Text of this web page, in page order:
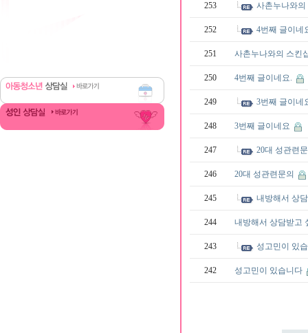
253 사촌누나와
252 4번째 글이네
251 사촌누나와의 스킨
250 4번째 글이네요.
249 3번째 글이네
248 3번째 글이네요
247 20대 성관련
246 20대 성관련문의
245 내방해서 상
244 내방해서 상담받고
243 성고민이 있
242 성고민이 있습니다